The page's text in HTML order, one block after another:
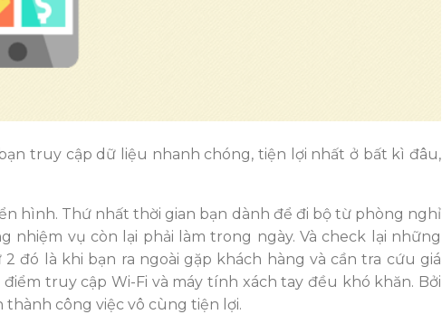
truy cập dữ liệu nhanh chóng, tiện lợi nhất ở bất kì đâu,
hình. Thứ nhất thời gian bạn dành để đi bộ từ phòng nghỉ
vụ còn lại phải làm trong ngày. Và check lại những
đó là khi bạn ra ngoài gặp khách hàng và cần tra cứu giá
truy cập Wi-Fi và máy tính xách tay đều khó khăn. Bởi
công việc vô cùng tiện lợi.